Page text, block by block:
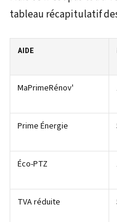
tableau récapitulatif
AIDE
MaPrimeRénov'
Prime Énergie
Éco-PTZ
TVA réduite